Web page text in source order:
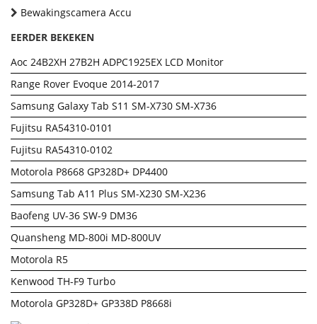
Bewakingscamera Accu
EERDER BEKEKEN
Aoc 24B2XH 27B2H ADPC1925EX LCD Monitor
Range Rover Evoque 2014-2017
Samsung Galaxy Tab S11 SM-X730 SM-X736
Fujitsu RA54310-0101
Fujitsu RA54310-0102
Motorola P8668 GP328D+ DP4400
Samsung Tab A11 Plus SM-X230 SM-X236
Baofeng UV-36 SW-9 DM36
Quansheng MD-800i MD-800UV
Motorola R5
Kenwood TH-F9 Turbo
Motorola GP328D+ GP338D P8668i